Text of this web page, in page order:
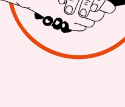
hatten
Da die
ihres